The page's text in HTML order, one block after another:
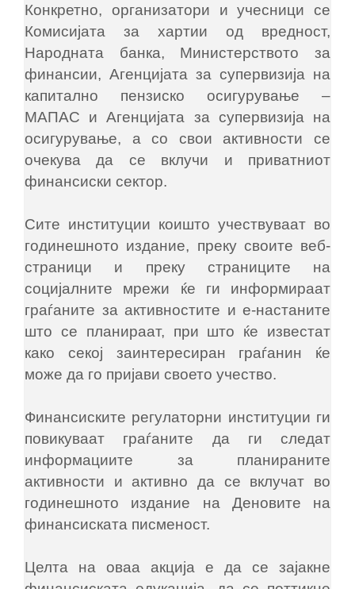
Конкретно, организатори и учесници се
Комисијата за хартии од вредност,
Народната банка, Министерството за
финансии, Агенцијата за супервизија на
капитално пензиско осигурување ‒
МАПАС и Агенцијата за супервизија на
осигурување, а со свои активности се
очекува да се вклучи и приватниот
финансиски сектор.
Сите институции коишто учествуваат во
годинешното издание, преку своите веб-
страници и преку страниците на
социјалните мрежи ќе ги информираат
граѓаните за активностите и е-настаните
што се планираат, при што ќе известат
како секој заинтересиран граѓанин ќе
може да го пријави своето учество.
Финансиските регулаторни институции ги
повикуваат граѓаните да ги следат
информациите за планираните
активности и активно да се вклучат во
годинешното издание на Деновите на
финансиската писменост.
Целта на оваа акција е да се зајакне